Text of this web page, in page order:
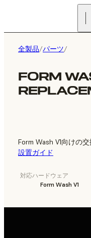
全製品/パーツ/
FORM
Form Wash V1向けの
設置ガイド
対応ハードウェア
Form Wash V1